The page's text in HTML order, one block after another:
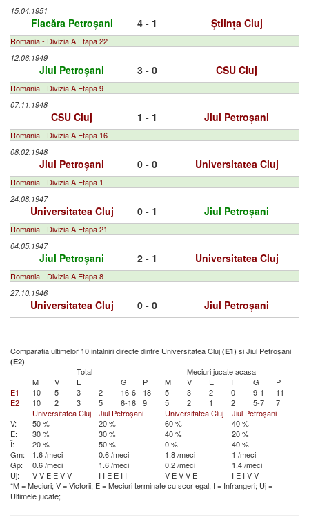
15.04.1951
Flacăra Petroșani 4 - 1 Știința Cluj
Romania - Divizia A Etapa 22
12.06.1949
Jiul Petroșani 3 - 0 CSU Cluj
Romania - Divizia A Etapa 9
07.11.1948
CSU Cluj 1 - 1 Jiul Petroșani
Romania - Divizia A Etapa 16
08.02.1948
Jiul Petroșani 0 - 0 Universitatea Cluj
Romania - Divizia A Etapa 1
24.08.1947
Universitatea Cluj 0 - 1 Jiul Petroșani
Romania - Divizia A Etapa 21
04.05.1947
Jiul Petroșani 2 - 1 Universitatea Cluj
Romania - Divizia A Etapa 8
27.10.1946
Universitatea Cluj 0 - 0 Jiul Petroșani
Comparatia ultimelor 10 intalniri directe dintre Universitatea Cluj (E1) si Jiul Petroșani
(E2)
Total
Meciuri jucate acasa
M
V E G P M V E I G
P
E1
10 5 3 2 16-6 18 5 3 2 0 9-1
11
E2
10 2 3 5 6-16 9 5 2 1 2 5-7
7
Universitatea Cluj
Jiul Petroșani Universitatea Cluj
Jiul Petroșani
V:
50 % 20 % 60 %
40 %
E:
30 % 30 % 40 %
20 %
Î:
20 % 50 % 0 %
40 %
Gm:
1.6 /meci 0.6 /meci 1.8 /meci
1 /meci
Gp:
0.6 /meci 1.6 /meci 0.2 /meci
1.4 /meci
Uj:
VV E EVV I I E E I I V EVV E I E I VV
*M = Meciuri; V = Victorii; E = Meciuri terminate cu scor egal; I = Infrangeri; Uj =
Ultimele jucate;